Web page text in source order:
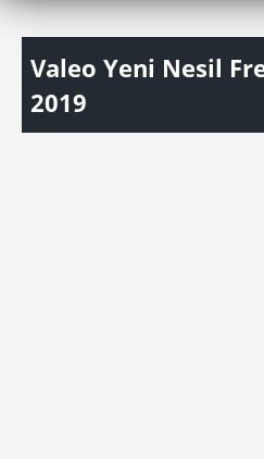
Valeo Yeni Nesil
2019